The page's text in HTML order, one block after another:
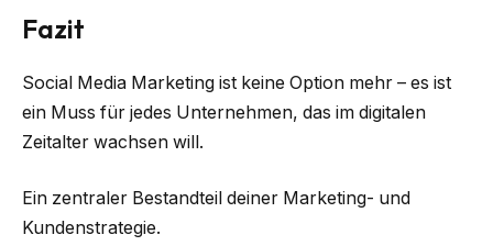
Fazit
Social Media Marketing ist keine Option mehr – es ist
ein Muss für jedes Unternehmen, das im digitalen
Zeitalter wachsen will.
Ein zentraler Bestandteil deiner Marketing- und
Kundenstrategie.